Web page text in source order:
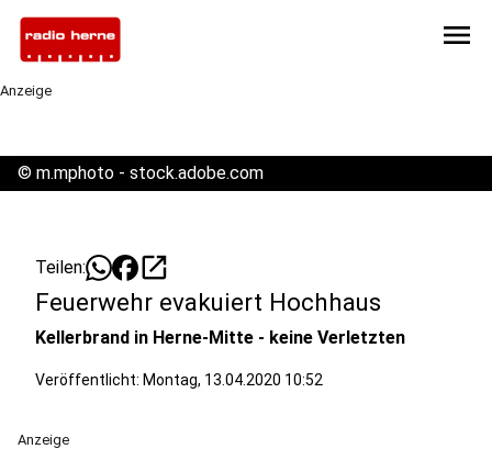
menu
Anzeige
© m.mphoto - stock.adobe.com
Teilen: open_in_new
Feuerwehr evakuiert Hochhaus
Kellerbrand in Herne-Mitte - keine Verletzten
Veröffentlicht: Montag, 13.04.2020 10:52
Anzeige